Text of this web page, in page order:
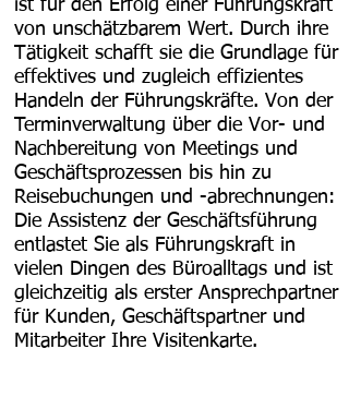
ist für den Erfolg einer Führungskraft
von unschätzbarem Wert. Durch ihre
Tätigkeit schafft sie die Grundlage für
effektives und zugleich effizientes
Handeln der Führungskräfte. Von der
Terminverwaltung über die Vor- und
Nachbereitung von Meetings und
Geschäftsprozessen bis hin zu
Reisebuchungen und -abrechnungen:
Die Assistenz der Geschäftsführung
entlastet Sie als Führungskraft in
vielen Dingen des Büroalltags und ist
gleichzeitig als erster Ansprechpartner
für Kunden, Geschäftspartner und
Mitarbeiter Ihre Visitenkarte.